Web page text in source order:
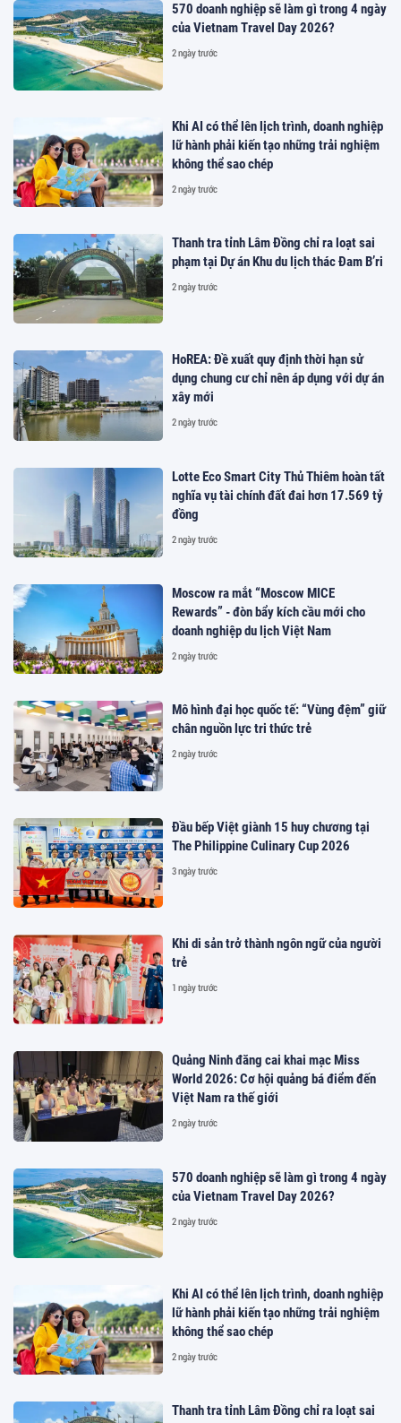
570 doanh nghiệp sẽ làm gì trong 4 ngày
của Vietnam Travel Day 2026?
2 ngày trước
Khi AI có thể lên lịch trình, doanh nghiệp
lữ hành phải kiến tạo những trải nghiệm
không thể sao chép
2 ngày trước
Thanh tra tỉnh Lâm Đồng chỉ ra loạt sai
phạm tại Dự án Khu du lịch thác Đam B’ri
2 ngày trước
HoREA: Đề xuất quy định thời hạn sử
dụng chung cư chỉ nên áp dụng với dự án
xây mới
2 ngày trước
Lotte Eco Smart City Thủ Thiêm hoàn tất
nghĩa vụ tài chính đất đai hơn 17.569 tỷ
đồng
2 ngày trước
Moscow ra mắt “Moscow MICE
Rewards” - đòn bẩy kích cầu mới cho
doanh nghiệp du lịch Việt Nam
2 ngày trước
Mô hình đại học quốc tế: “Vùng đệm” giữ
chân nguồn lực tri thức trẻ
2 ngày trước
Đầu bếp Việt giành 15 huy chương tại
The Philippine Culinary Cup 2026
3 ngày trước
Khi di sản trở thành ngôn ngữ của người
trẻ
1 ngày trước
Quảng Ninh đăng cai khai mạc Miss
World 2026: Cơ hội quảng bá điểm đến
Việt Nam ra thế giới
2 ngày trước
570 doanh nghiệp sẽ làm gì trong 4 ngày
của Vietnam Travel Day 2026?
2 ngày trước
Khi AI có thể lên lịch trình, doanh nghiệp
lữ hành phải kiến tạo những trải nghiệm
không thể sao chép
2 ngày trước
Thanh tra tỉnh Lâm Đồng chỉ ra loạt sai